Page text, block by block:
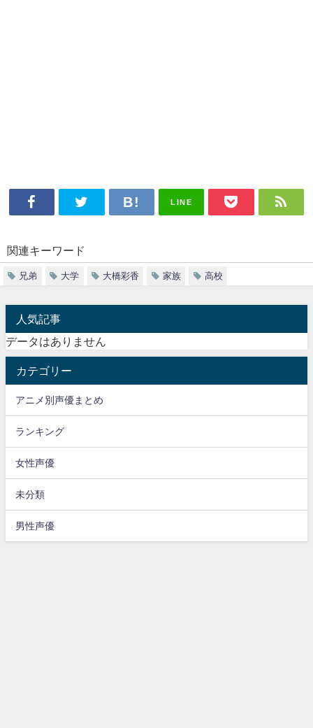
LINE
関連キーワード
兄弟 大学 大橋彩香 家族 高校
人気記事
データはありません
カテゴリー
アニメ別声優まとめ
ランキング
女性声優
未分類
男性声優